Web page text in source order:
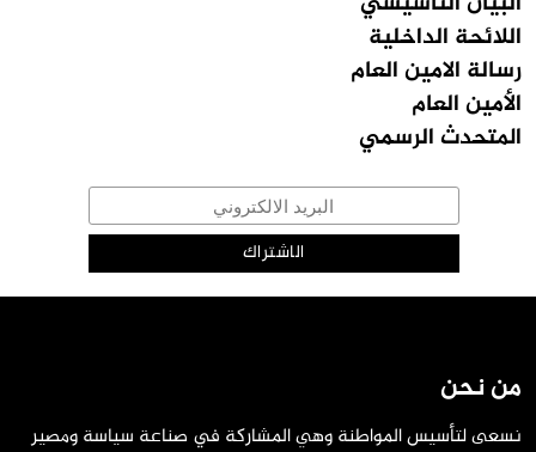
اللائحة الداخلية
رسالة الامين العام
الأمين العام
المتحدث الرسمي
من نحن
نسعى لتأسيس المواطنة وهي المشاركة في صناعة سياسة ومصير